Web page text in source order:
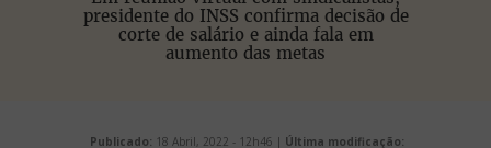
presidente do INSS confirma decisão de
corte de salário e ainda fala em
aumento das metas
Publicado: 18 Abril, 2022 - 12h46 | Última modificação: